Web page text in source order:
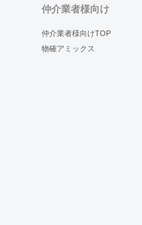
仲介業者様向け
仲介業者様向けTOP
物確アミックス